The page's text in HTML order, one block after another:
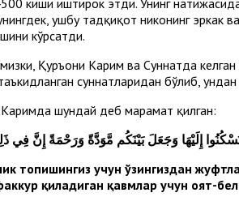
ушбу тадқиқот никоҳнинг эркак
кўрсатди.
Қуръони Карим ва Суннатда
суннатларидан бўлиб,
шундай деб марҳамат қилган:
إِلَيْهَا وَجَعَلَ بَيْنَكُم مَّوَدَّةً وَرَحْمَةً إِنَّ فِي
топишингиз учун ўзингиздан
қиладиган қавмлар учун оят-